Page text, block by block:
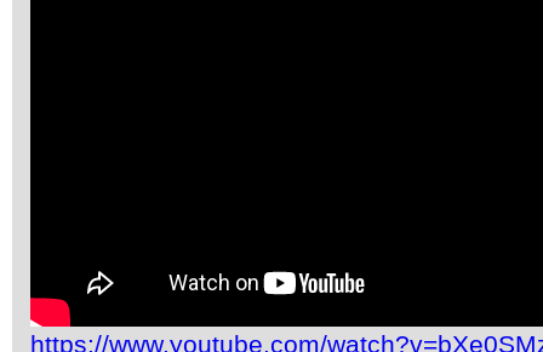
https://www.youtube.com/